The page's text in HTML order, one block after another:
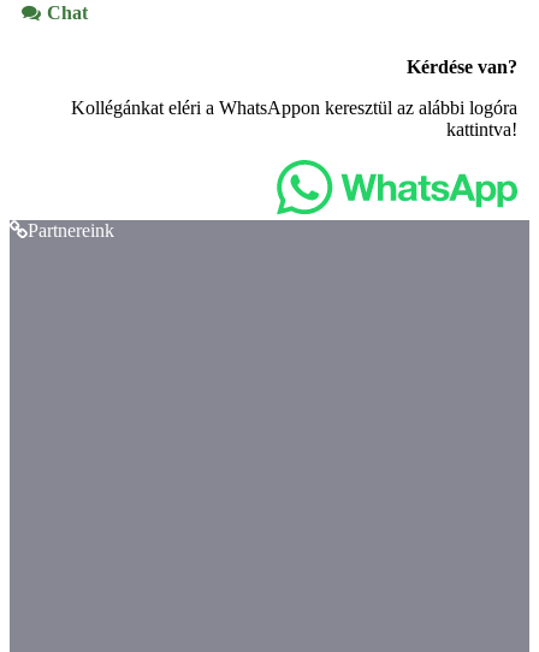
Chat
Kérdése van?
Kollégánkat eléri a WhatsAppon keresztül az alábbi logóra
kattintva!
Partnereink